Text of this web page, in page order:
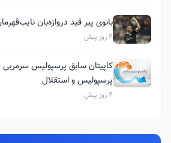
بانوی پیر قید دروازه‌بان
4 روز پیش
کاپیتان سابق پرسپولیس
پرسپولیس و استقلال
4 روز پیش